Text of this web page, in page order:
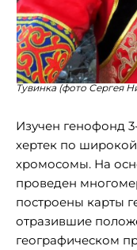
Тувинка (фото Сергея
Изучен генофонд
хертек по
хромосомы. На
проведен
построены карты
отразившие
географическом